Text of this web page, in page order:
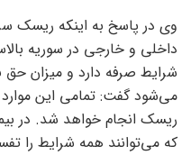
وی در پاسخ به اینکه ریسک
داخلی و خارجی در سوریه
شرایط صرفه دارد و میزان حق
می‌شود گفت: تمامی این
ریسک انجام خواهد شد. در
که می‌توانند همه شرایط را